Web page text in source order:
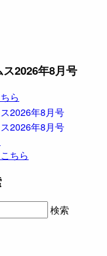
2026年8月号
ら
ちら
検索